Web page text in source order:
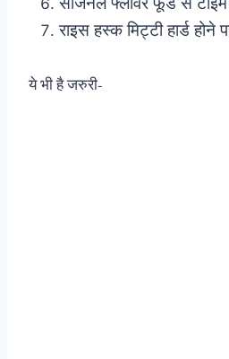
राइस हस्क मिट्टी हार्ड
ये भी है जरुरी-